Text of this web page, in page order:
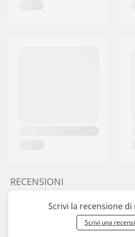
RECENSIONI
Scrivi la recensione
Scrivi una